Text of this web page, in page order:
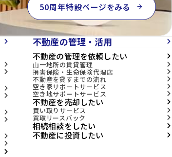
50周年特設ページをみる arrow_forward
arrow_forward_ios
arrow_forward_ios
arrow_forward_ios
arrow_forward_ios
arrow_forward_ios
arrow_forward_ios
arrow_forward_ios
arrow_forward_ios
arrow_forward_ios
arrow_forward_ios
不動産の管理・活用 arrow_forward_ios
不動産の管理を依頼したい arrow_forward_ios
山一地所の賃貸管理 arrow_forward_ios
損害保険・生命保険代理店 arrow_forward_ios
不動産を貸すまでの流れ arrow_forward_ios
空き家サポートサービス arrow_forward_ios
空き地サポートサービス arrow_forward_ios
不動産を売却したい arrow_forward_ios
買い取りサービス arrow_forward_ios
買取リースバック arrow_forward_ios
相続相談をしたい arrow_forward_ios
不動産に投資したい arrow_forward_ios